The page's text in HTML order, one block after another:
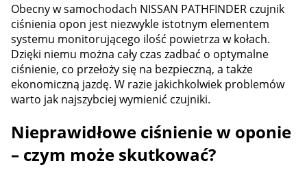
Obecny w samochodach NISSAN PATHFINDER czujnik
ciśnienia opon jest niezwykle istotnym elementem
systemu monitorującego ilość powietrza w kołach.
Dzięki niemu można cały czas zadbać o optymalne
ciśnienie, co przełoży się na bezpieczną, a także
ekonomiczną jazdę. W razie jakichkolwiek problemów
warto jak najszybciej wymienić czujniki.
Nieprawidłowe ciśnienie w oponie
– czym może skutkować?